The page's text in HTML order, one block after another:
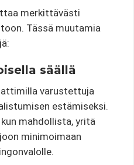
merkittävästi
Tässä muutamia
säällä
varustettuja
estämiseksi.
kun mahdollista, yritä
minimoimaan